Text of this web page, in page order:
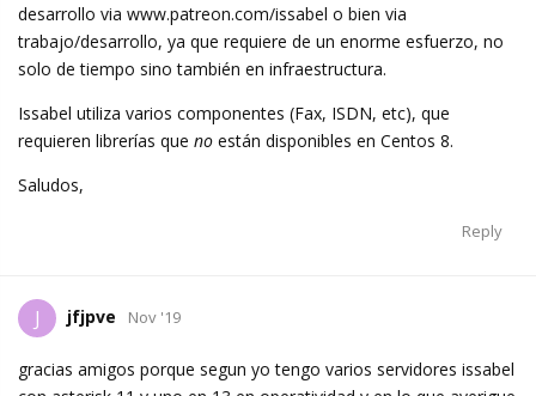
desarrollo via www.patreon.com/issabel o bien via
trabajo/desarrollo, ya que requiere de un enorme esfuerzo, no
solo de tiempo sino también en infraestructura.
Issabel utiliza varios componentes (Fax, ISDN, etc), que
requieren librerías que no están disponibles en Centos 8.
Saludos,
Reply
J jfjpve Nov '19
gracias amigos porque segun yo tengo varios servidores issabel